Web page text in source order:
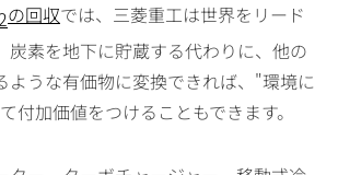
の回収では、三菱重工は世界をリード
炭素を地下に貯蔵する代わりに、他の
ような有価物に変換できれば、"環境に
付加価値をつけることもできます。